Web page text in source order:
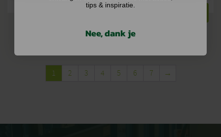
1 2 3 4 5 6 7 →
tips & inspiratie.
Nee, dank je